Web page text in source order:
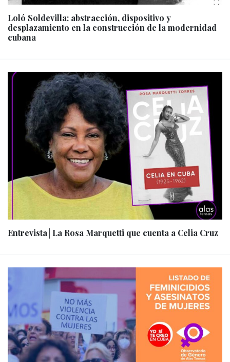
Loló Soldevilla: abstracción, dispositivo y
desplazamiento en la construcción de la modernidad
cubana
Entrevista│La Rosa Marquetti que cuenta a Celia Cruz